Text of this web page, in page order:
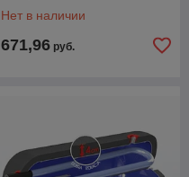
Нет в наличии
671,96 руб.